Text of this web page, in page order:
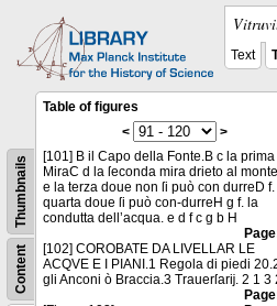
Text
Content
Thumbnails
Table of figures
<
>
[101] B il Capo della Fonte.B c la prima
MiraC d la ſeconda mira drieto al
e la terza doue non ſi può con durreD
quarta doue ſi può con-durreH g f. la
condutta dell’acqua. e d f c g b H
[102] COROBATE DA LIVELLAR LE
ACQVE E I PIANI.1 Regola di piedi
gli Anconi ò Braccia.3 Trauerſarĳ. 2 1 3